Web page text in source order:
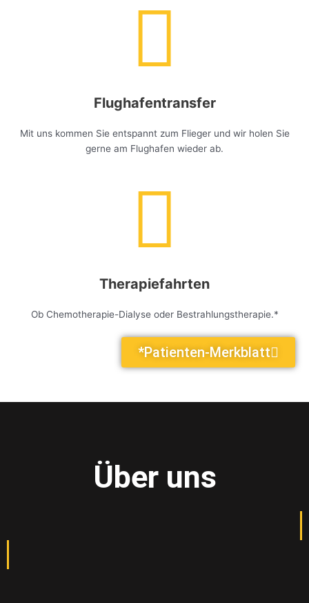
Flughafentransfer
Mit uns kommen Sie entspannt zum Flieger und wir holen Sie
gerne am Flughafen wieder ab.
Therapiefahrten
Ob Chemotherapie-Dialyse oder Bestrahlungstherapie.*
*Patienten-Merkblatt
Über uns